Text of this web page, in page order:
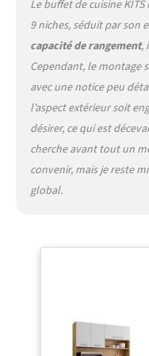
Le buffet de cuisine KITS
9 niches, séduit par son
capacité de rangement,
Cependant, le montage
avec une notice peu
l’aspect extérieur soit
désirer, ce qui est
cherche avant tout un
convenir, mais je reste
global.